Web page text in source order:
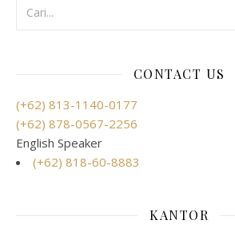
CONTACT US
(+62) 813-1140-0177
(+62) 878-0567-2256
English Speaker
(+62) 818-60-8883
KANTOR